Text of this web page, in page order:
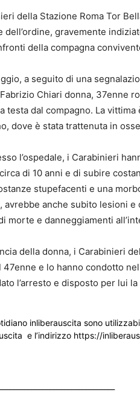
della Stazione Roma Tor
dell’ordine, gravemente
della compagna
a seguito di una
Chiari donna, 37enne
testa dal compagno. La
dove è stata trattenuta in
l’ospedale, i Carabinieri
di 10 anni e di subire
stupefacenti e una
avrebbe anche subito lesioni
morte e danneggiamenti
della donna, i Carabinieri
e lo hanno condotto
l’arresto e disposto per lui
inliberauscita sono
e l’indirizzo https://